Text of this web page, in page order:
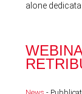
alone dedicata